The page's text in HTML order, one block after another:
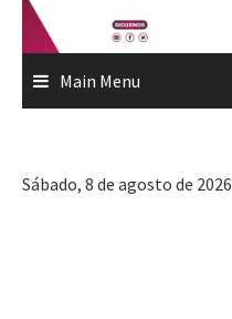
Main Menu
Sábado, 8 de agosto de 2026